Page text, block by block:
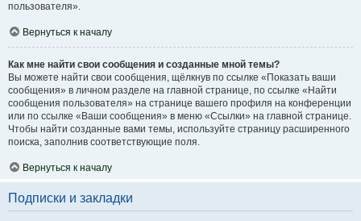
пользователя».
Вернуться к началу
Как мне найти свои сообщения и созданные мной темы?
Вы можете найти свои сообщения, щёлкнув по ссылке «Показать ваши
сообщения» в личном разделе на главной странице, по ссылке «Найти
сообщения пользователя» на странице вашего профиля на конференции
или по ссылке «Ваши сообщения» в меню «Ссылки» на главной странице.
Чтобы найти созданные вами темы, используйте страницу расширенного
поиска, заполнив соответствующие поля.
Вернуться к началу
Подписки и закладки